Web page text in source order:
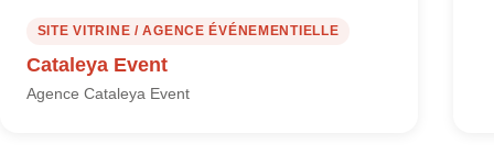
SITE VITRINE / AGENCE ÉVÉNEMENTIELLE
Cataleya Event
Agence Cataleya Event